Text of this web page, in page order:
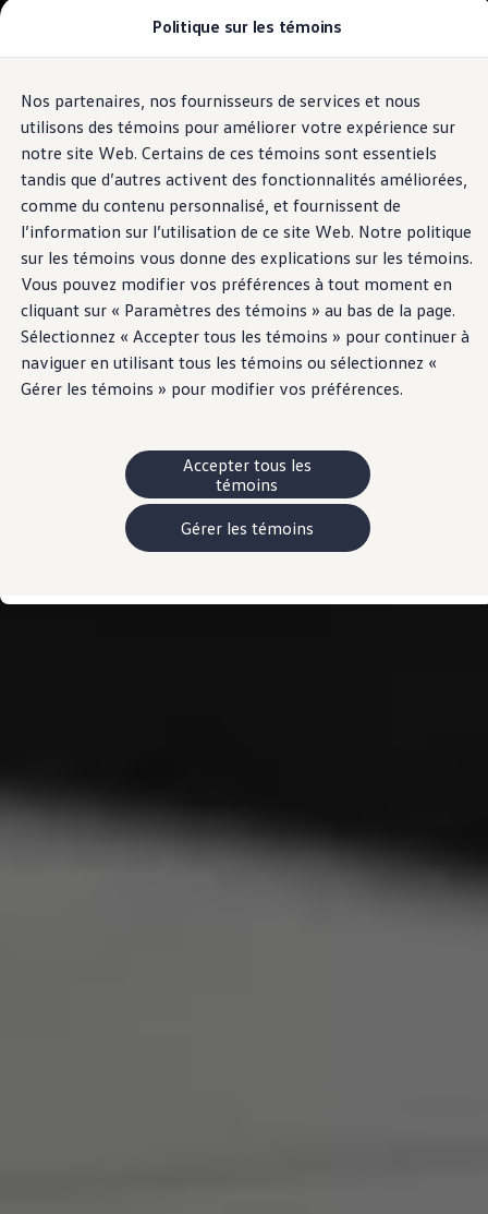
Politique sur les témoins
Nos partenaires, nos fournisseurs de services et nous
utilisons des témoins pour améliorer votre expérience sur
notre site Web. Certains de ces témoins sont essentiels
tandis que d’autres activent des fonctionnalités améliorées,
comme du contenu personnalisé, et fournissent de
l’information sur l’utilisation de ce site Web. Notre politique
sur les témoins vous donne des explications sur les témoins.
Vous pouvez modifier vos préférences à tout moment en
cliquant sur « Paramètres des témoins » au bas de la page.
Sélectionnez « Accepter tous les témoins » pour continuer à
naviguer en utilisant tous les témoins ou sélectionnez «
Gérer les témoins » pour modifier vos préférences.
Accepter tous les
témoins
Gérer les témoins
Passer
au
contenu
principal
Passer
au
pied
de
page
Modèles et offres
Comparez nos véhicules
Pourquoi un véhicule d’occasion certifié
Programmes d’entretien prépayé
Achetez des articles
Garanties et assistance routière
Pourquoi VW
Coût d'utilisation
Modèles et offres
Commandites et partenariats
À propos de Volkswagen
Services financiers
Étapes pour le financement d’une VW
Volkswagen Protection Plusᴹᴰ
Assurance VW
Fin de location
Mon compte
Propriétaires et conducteurs
Au sujet de mon véhicule
Manuel et documentation du propriétaire
Voyants et témoins lumineux
Mises à jour du logiciel du véhicule
Rappels